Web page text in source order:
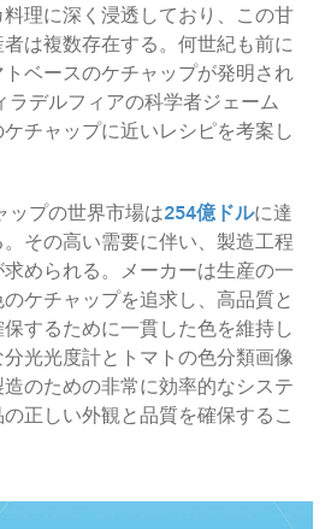
理に深く浸透しており、この甘
は複数存在する。何世紀も前に
ベースのケチャップが発明され
ラデルフィアの科学者ジェーム
チャップに近いレシピを考案し
ップの世界市場は254億ドルに達
その高い需要に伴い、製造工程
められる。メーカーは生産の一
ケチャップを追求し、高品質と
するために一貫した色を維持し
光光度計とトマトの色分類画像
のための非常に効率的なシステ
正しい外観と品質を確保するこ